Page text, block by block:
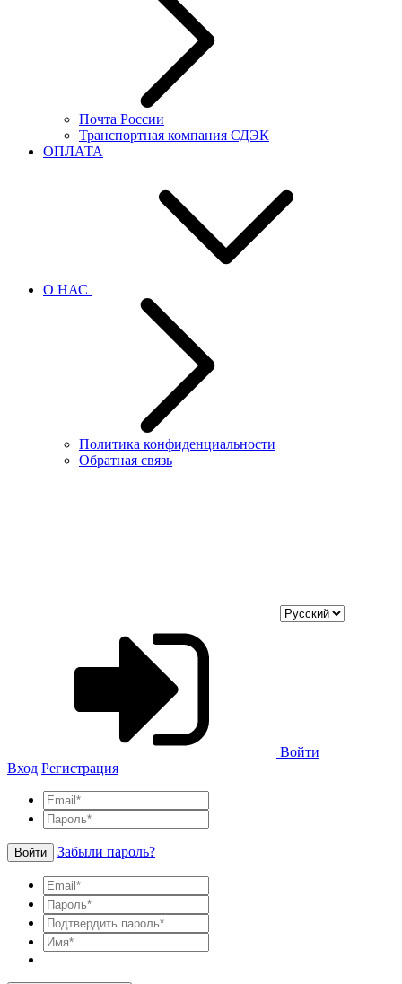
Почта России
Транспортная компания СДЭК
ОПЛАТА
О НАС
Политика конфиденциальности
Обратная связь
Войти
Вход Регистрация
Войти Забыли пароль?